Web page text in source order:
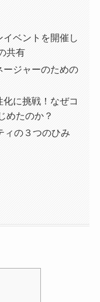
ベントを開催し
共有
ージャーのための
化に挑戦！なぜコ
めたのか？
ィの３つのひみ